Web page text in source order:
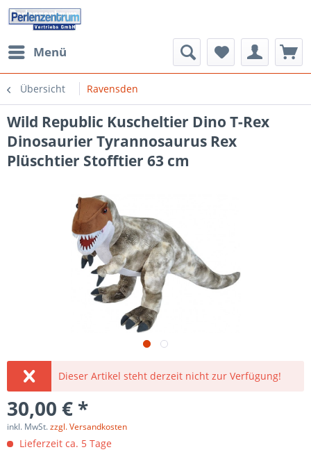
Menü
Übersicht Ravensden
Wild Republic Kuscheltier Dino T-Rex
Dinosaurier Tyrannosaurus Rex
Plüschtier Stofftier 63 cm
Dieser Artikel steht derzeit nicht zur Verfügung!
30,00 € *
inkl. MwSt.zzgl. Versandkosten
Lieferzeit ca. 5 Tage